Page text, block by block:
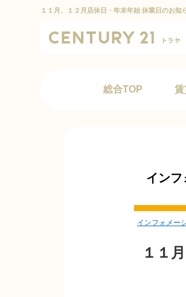
１１月、１２月店休日・年末年始 休業日のお
総合TOP
インフ
インフォメー
１１